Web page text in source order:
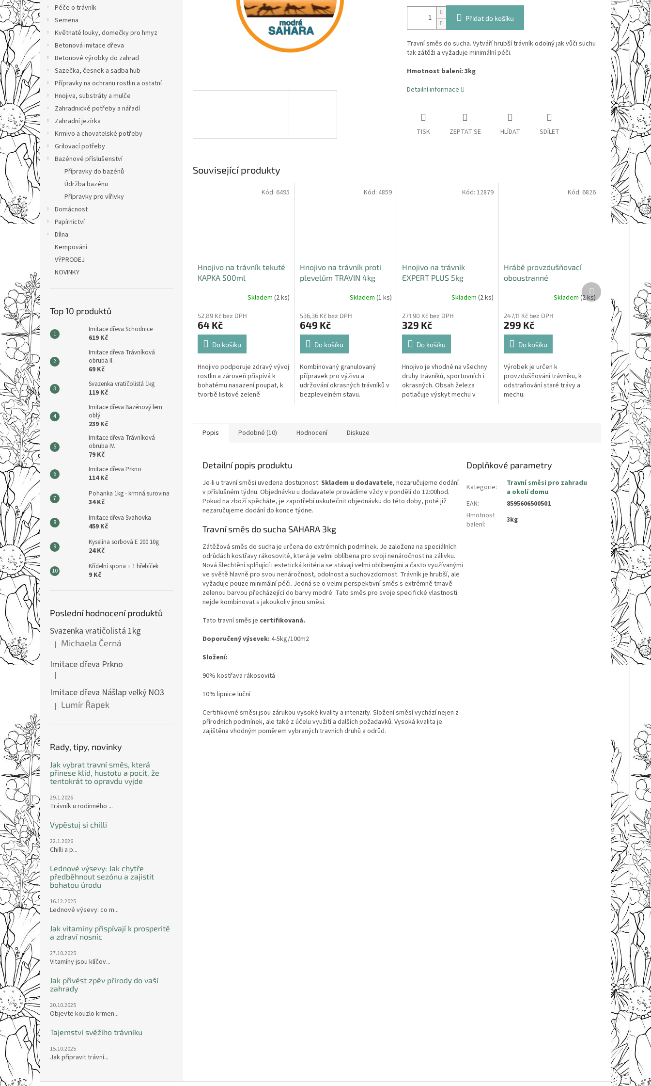
n
e
l
Péče o trávník
Semena
Květnaté louky, domečky pro hmyz
Betonová imitace dřeva
Betonové výrobky do zahrad
Sazečka, česnek a sadba hub
Přípravky na ochranu rostlin a ostatní
Hnojiva, substráty a mulče
Zahradnické potřeby a nářadí
Zahradní jezírka
Krmivo a chovatelské potřeby
Grilovací potřeby
Bazénové příslušenství
Přípravky do bazénů
Údržba bazénu
Přípravky pro vířivky
Domácnost
Papírnictví
Dílna
Kempování
VÝPRODEJ
NOVINKY
Top 10 produktů
Imitace dřeva Schodnice
619 Kč
Imitace dřeva Trávníková
obruba II.
69 Kč
Svazenka vratičolistá 1kg
119 Kč
Imitace dřeva Bazénový lem
oblý
239 Kč
Imitace dřeva Trávníková
obruba IV.
79 Kč
Imitace dřeva Prkno
114 Kč
Pohanka 1kg - krmná surovina
34 Kč
Imitace dřeva Svahovka
459 Kč
Kyselina sorbová E 200 10g
24 Kč
Křídelní spona + 1 hřebíček
9 Kč
Poslední hodnocení produktů
Svazenka vratičolistá 1kg
Hodnocení produktu je 5 z 5 hvězdiček.
| Michaela Černá
Imitace dřeva Prkno
Hodnocení produktu je 5 z 5 hvězdiček.
|
Imitace dřeva Nášlap velký NO3
Hodnocení produktu je 5 z 5 hvězdiček.
| Lumír Řapek
Rady, tipy, novinky
Jak vybrat travní směs, která
přinese klid, hustotu a pocit, že
tentokrát to opravdu vyjde
29.1.2026
Trávník u rodinného ...
Vypěstuj si chilli
22.1.2026
Chilli a p...
Lednové výsevy: Jak chytře
předběhnout sezónu a zajistit
bohatou úrodu
16.12.2025
Lednové výsevy: co m...
Jak vitamíny přispívají k prosperitě
a zdraví nosnic
27.10.2025
Vitamíny jsou klíčov...
Jak přivést zpěv přírody do vaší
zahrady
20.10.2025
Objevte kouzlo krmen...
Tajemství svěžího trávníku
15.10.2025
Jak připravit trávní...
Přidat do košíku
Travní směs do sucha. Vytváří hrubší trávník odolný jak vůči suchu
tak zátěži a vyžaduje minimální péči.
Hmotnost balení: 3kg
Detailní informace
TISK ZEPTAT SE HLÍDAT SDÍLET
Související produkty
Hnojivo na trávník tekuté
KAPKA 500ml
Skladem (2 ks)
52,89 Kč bez DPH
64 Kč
Do košíku
Hnojivo podporuje zdravý vývoj
rostlin a zároveň přispívá k
bohatému nasazení poupat, k
tvorbě listové zeleně
Kód: 6495
Hnojivo na trávník proti
plevelům TRAVIN 4kg
Skladem (1 ks)
536,36 Kč bez DPH
649 Kč
Do košíku
Kombinovaný granulovaný
přípravek pro výživu a
udržování okrasných trávníků v
bezplevelném stavu.
Kód: 4859
Hnojivo na trávník
EXPERT PLUS 5kg
Skladem(2 ks)
271,90 Kč bez DPH
329 Kč
Do košíku
Hnojivo je vhodné na všechny
druhy trávníků, sportovních i
okrasných. Obsah železa
potlačuje výskyt mechu v
Kód:12879
Hrábě provzdušňovací
oboustranné
Skladem (2 ks)
247,11 Kč bez DPH
299 Kč
Do košíku
Výrobek je určen k
provzdušňování trávníku, k
odstraňování staré trávy a
mechu.
Kód: 6826
Další
produkt
Popis Podobné (10) Hodnocení Diskuze
Detailní popis produktu
Je-li u travní směsi uvedena dostupnost: Skladem u dodavatele, nezaručujeme dodání
v příslušném týdnu. Objednávku u dodavatele provádíme vždy v pondělí do 12:00hod.
Pokud na zboží spěcháte, je zapotřebí uskutečnit objednávku do této doby, poté již
nezaručujeme dodání do konce týdne.
Travní směs do sucha SAHARA 3kg
Zátěžová směs do sucha je určena do extrémních podmínek. Je založena na speciálních
odrůdách kostřavy rákosovité, která je velmi oblíbena pro svoji nenáročnost na zálivku.
Nová šlechtění splňující i estetická kritéria se stávají velmi oblíbenými a často využívanými
ve světě hlavně pro svou nenáročnost, odolnost a suchovzdornost. Trávník je hrubší, ale
vyžaduje pouze minimální péči. Jedná se o velmi perspektivní směs s extrémně tmavě
zelenou barvou přecházející do barvy modré. Tato směs pro svoje specifické vlastnosti
nejde kombinovat s jakoukoliv jinou směsí.
Tato travní směs je certifikovaná.
Doporučený výsevek: 4-5kg/100m2
Složení:
90% kostřava rákosovitá
10% lipnice luční
Certifikovné směsi jsou zárukou vysoké kvality a intenzity. Složení směsí vychází nejen z
přírodních podmínek, ale také z účelu využití a dalších požadavků. Vysoká kvalita je
zajištěna vhodným poměrem vybraných travních druhů a odrůd.
Doplňkové parametry
Kategorie:
Travní směsi pro zahradu
a okolí domu
EAN:
8595606500501
Hmotnost
balení: 3kg